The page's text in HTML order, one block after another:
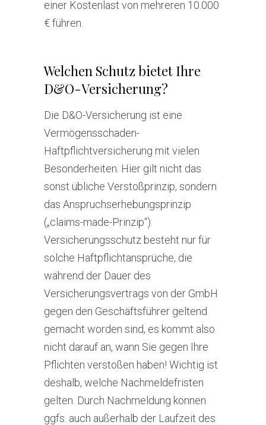
einer Kostenlast von mehreren 10.000
€ führen.
Welchen Schutz bietet Ihre
D&O-Versicherung?
Die D&O-Versicherung ist eine
Vermögensschaden-
Haftpflichtversicherung mit vielen
Besonderheiten. Hier gilt nicht das
sonst übliche Verstoßprinzip, sondern
das Anspruchserhebungsprinzip
(„claims-made-Prinzip“):
Versicherungsschutz besteht nur für
solche Haftpflichtansprüche, die
während der Dauer des
Versicherungsvertrags von der GmbH
gegen den Geschäftsführer geltend
gemacht worden sind, es kommt also
nicht darauf an, wann Sie gegen Ihre
Pflichten verstoßen haben! Wichtig ist
deshalb, welche Nachmeldefristen
gelten. Durch Nachmeldung können
ggfs. auch außerhalb der Laufzeit des